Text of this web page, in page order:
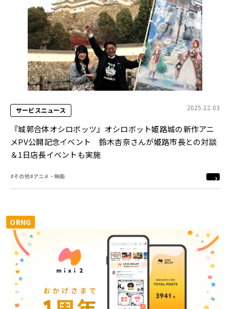
サービスニュース 2025.12.03
『城郭合体オシロボッツ』オシロボット姫路城の新作アニ
メPV公開記念イベント 鈴木杏奈さんが姫路市長との対談
＆1日店長イベントも実施
#その他#アニメ・映画
ORNG